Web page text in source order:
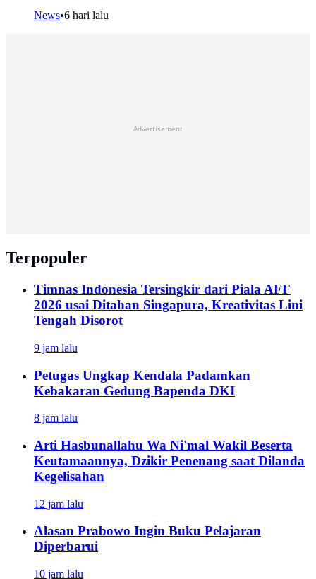
News•6 hari lalu
Advertisement
Terpopuler
Timnas Indonesia Tersingkir dari Piala AFF
2026 usai Ditahan Singapura, Kreativitas Lini
Tengah Disorot
9 jam lalu
Petugas Ungkap Kendala Padamkan
Kebakaran Gedung Bapenda DKI
8 jam lalu
Arti Hasbunallahu Wa Ni'mal Wakil Beserta
Keutamaannya, Dzikir Penenang saat Dilanda
Kegelisahan
12 jam lalu
Alasan Prabowo Ingin Buku Pelajaran
Diperbarui
10 jam lalu